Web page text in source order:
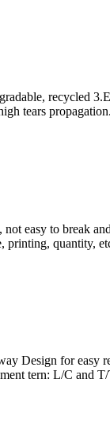
recycled
tears
easy to break
printing, quantity,
Design for easy
tern: L/C and